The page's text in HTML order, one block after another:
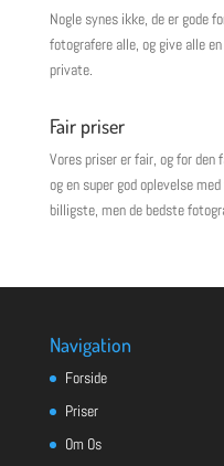
Nogle synes ikke, de er gode
fotografere alle, og give alle
private.
Fair priser
Vores priser er fair, og for
og en super god oplevelse
billigste, men de bedste
Navigation
Forside
Priser
Om Os